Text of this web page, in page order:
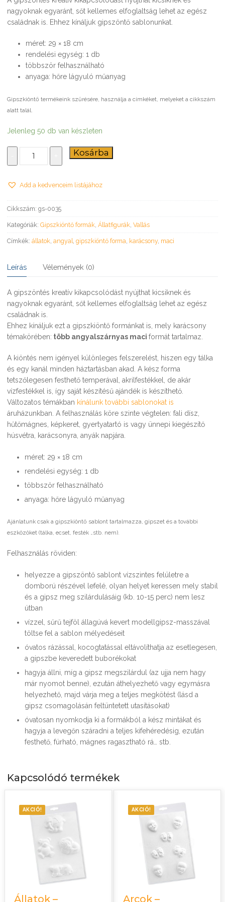
nagyoknak egyaránt, sőt kellemes elfoglaltság lehet az egész
családnak is. Ehhez kínáljuk gipszöntő sablonunkat.
méret: 29 × 18 cm
rendelési egység: 1 db
többször felhasználható
anyaga: hőre lágyuló műanyag
Gipszkiöntő termékeink szűrésére, használja a címkéket, melyeket a cikkszám
alatt talál.
Jelenleg 50 db van készleten
Angyali
gipszkiöntő
mennyiség
Kosárba
Add a kedvenceim listájához
Cikkszám: gs-0035
Kategóriák: Gipszkiöntő formák, Állatfigurák, Vallás
Címkék: állatok, angyal, gipszkiöntő forma, karácsony, maci
Leírás Vélemények (0)
A gipszöntés kreatív kikapcsolódást nyújthat kicsiknek és
nagyoknak egyaránt, sőt kellemes elfoglaltság lehet az egész
családnak is.
Ehhez kínáljuk ezt a gipszkiöntő formánkat is, mely karácsony
témakörében: több angyalszárnyas maci formát tartalmaz.
A kiöntés nem igényel különleges felszerelést, hiszen egy tálka
és egy kanál minden háztartásban akad. A kész forma
tetszőlegesen festhető temperával, akrilfestékkel, de akár
vízfestékkel is, így saját készítésű ajándék is készíthető.
Változatos témákban kínálunk további sablonokat is
áruházunkban. A felhasználás köre szinte végtelen: fali dísz,
hűtőmágnes, képkeret, gyertyatartó is vagy ünnepi kiegészítő
húsvétra, karácsonyra, anyák napjára.
méret: 29 × 18 cm
rendelési egység: 1 db
többször felhasználható
anyaga: hőre lágyuló műanyag
Ajánlatunk csak a gipszkiöntő sablont tartalmazza, gipszet és a további
eszközöket (tálka, ecset, festék …stb. nem).
Felhasználás röviden:
helyezze a gipszöntő sablont vízszintes felületre a
domború részével lefelé, olyan helyet keressen mely stabil
és a gipsz meg szilárdulásáig (kb. 10-15 perc) nem lesz
útban
vízzel, sűrű tejföl állagúvá kevert modellgipsz-masszával
töltse fel a sablon mélyedéseit
óvatos rázással, kocogtatással eltávolíthatja az esetlegesen,
a gipszbe keveredett buborékokat
hagyja állni, míg a gipsz megszilárdul (az ujja nem hagy
már nyomot benne), ezután áthelyezhető vagy egymásra
helyezhető, majd várja meg a teljes megkötést (lásd a
gipsz csomagolásán feltüntetett utasításokat)
óvatosan nyomkodja ki a formákból a kész mintákat és
hagyja a levegőn száradni a teljes kifehéredésig, ezután
festhető, fúrható, mágnes ragasztható rá… stb.
Kapcsolódó termékek
AKCIÓ!
Állatok –
AKCIÓ!
Arcok –